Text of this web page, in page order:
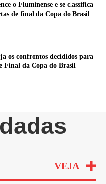
o Fluminense e se classifica
de final da Copa do Brasil
os confrontos decididos para
Final da Copa do Brasil
VEJA